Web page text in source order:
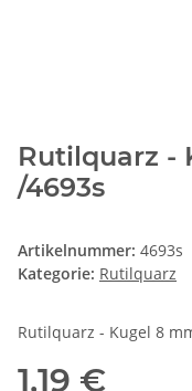
Rutilquarz -
/4693s
Artikelnummer: 4693s
Kategorie: Rutilquarz
Rutilquarz - Kugel 8
1,19 €